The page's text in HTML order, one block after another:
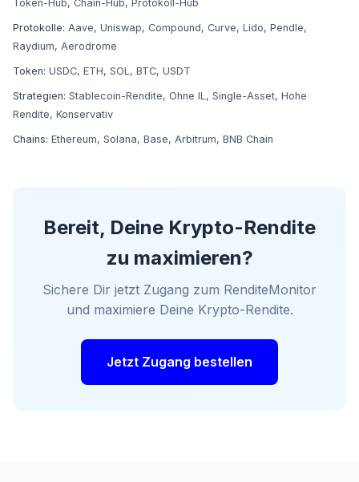
Token-Hub, Chain-Hub, Protokoll-Hub
Protokolle: Aave, Uniswap, Compound, Curve, Lido, Pendle,
Raydium, Aerodrome
Token: USDC, ETH, SOL, BTC, USDT
Strategien: Stablecoin-Rendite, Ohne IL, Single-Asset, Hohe
Rendite, Konservativ
Chains: Ethereum, Solana, Base, Arbitrum, BNB Chain
Bereit, Deine Krypto-Rendite
zu maximieren?
Sichere Dir jetzt Zugang zum RenditeMonitor
und maximiere Deine Krypto-Rendite.
Jetzt Zugang bestellen